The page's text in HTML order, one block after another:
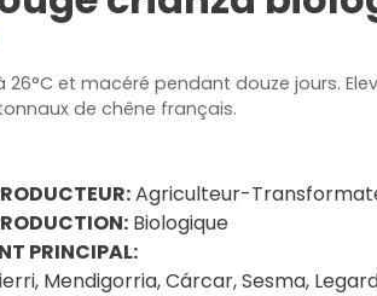
26°C et macéré pendant douze jours.
de chêne français.
Agriculteur-
Biologique
PRINCIPAL:
Mendigorria, Cárcar, Sesma,